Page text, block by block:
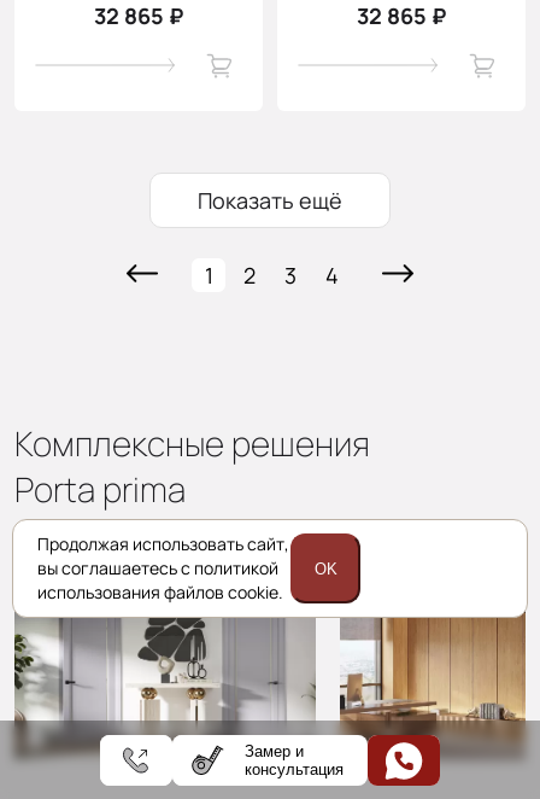
32 865 ₽ 32 865 ₽
Показать ещё
1 2 3 4
Комплексные решения
Porta prima
Межкомнатные двери
Замер и
консультация
Продолжая использовать сайт,
вы соглашаетесь с политикой
использования файлов cookie.
OK